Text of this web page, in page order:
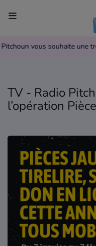
Pitchoun vous souhaite une
Accueil
Grille des
Où regarder TV
Radio
Grille des
Podcasts
Où écouter Radio
TV - Radio
l’opération